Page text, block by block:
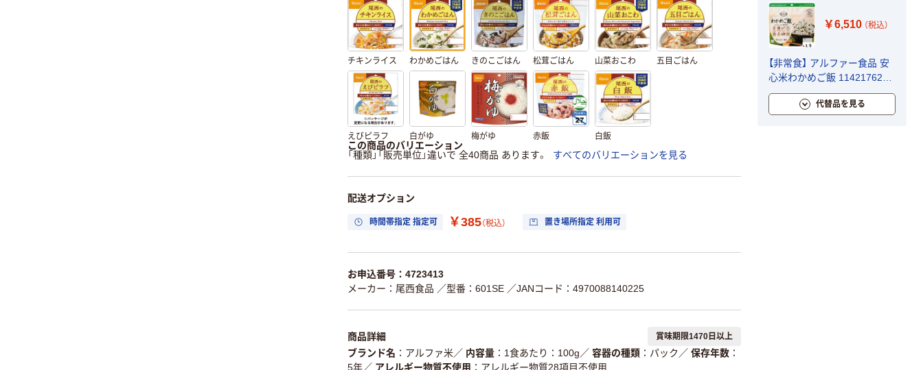
チキンライス わかめごはん きのこごはん 松茸ごはん 山菜おこわ 五目ごはん
えびピラフ 白がゆ 梅がゆ 赤飯 白飯
この商品のバリエーション
「種類」「販売単位」違いで 全40商品 あります。
すべてのバリエーションを見る
配送オプション
時間帯指定 指定可 ￥385（税込） 置き場所指定 利用可
お申込番号：4723413
メーカー：尾西食品 ／型番：601SE ／JANコード：4970088140225
商品詳細 賞味期限1470日以上
ブランド名 アルファ米／ 内容量 1食あたり：100g ／ 容器の種類 パック ／ 保存年数
5年／ アレルギー物質不使用
アレルギー物質28項目不使用
￥6,510 （税込）
【非常食】 アルファー食品 安
心米わかめご飯 114217621
5年10ヶ月保存 1セット（15食
代替品を見る